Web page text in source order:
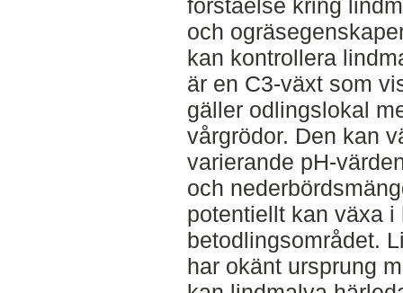
förståelse kring
och
kan kontrollera
är en C3-växt som
gäller odlingslokal
vårgrödor. Den kan
varierande pH-
och
potentiellt kan växa i
betodlingsområdet.
har okänt ursprung